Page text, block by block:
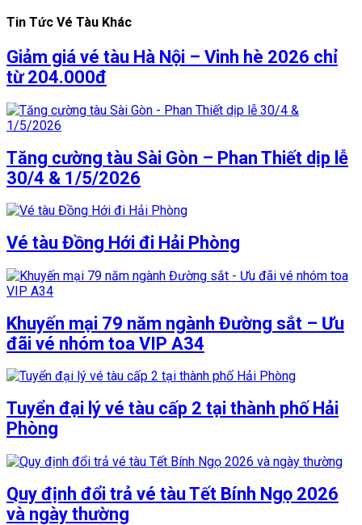
Tin Tức Vé Tàu Khác
Giảm giá vé tàu Hà Nội – Vinh hè 2026 chỉ
từ 204.000đ
Tăng cường tàu Sài Gòn – Phan Thiết dịp lễ
30/4 & 1/5/2026
Vé tàu Đồng Hới đi Hải Phòng
Khuyến mại 79 năm ngành Đường sắt – Ưu
đãi vé nhóm toa VIP A34
Tuyển đại lý vé tàu cấp 2 tại thành phố Hải
Phòng
Quy định đổi trả vé tàu Tết Bính Ngọ 2026
và ngày thường